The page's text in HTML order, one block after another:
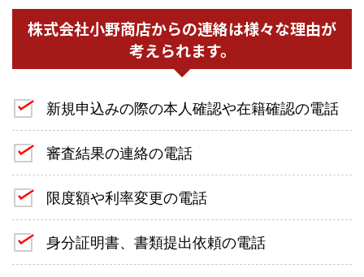
株式会社小野商店からの連絡は様々な理由が
考えられます。
新規申込みの際の本人確認や在籍確認の電話
審査結果の連絡の電話
限度額や利率変更の電話
身分証明書、書類提出依頼の電話